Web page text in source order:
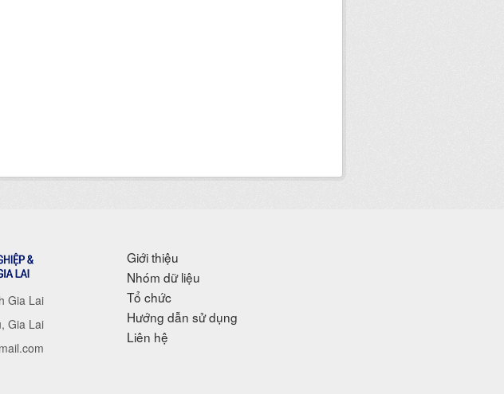
Gia Lai
Gia Lai
Giới thiệu
Nhóm dữ liệu
Tổ chức
Hướng dẫn sử dụng
Liên hệ